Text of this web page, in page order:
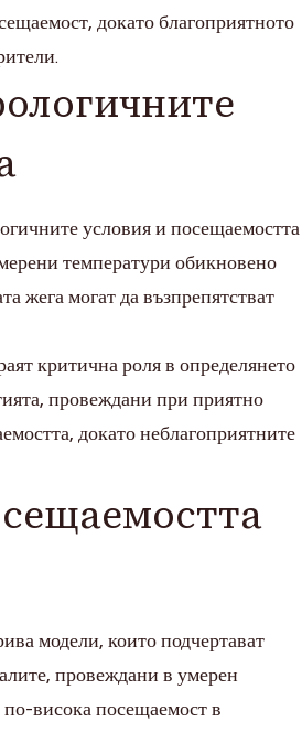
докато благоприятното
условия и посещаемостта
температури обикновено
жега могат да възпрепятстват
критична роля в определянето
провеждани при приятно
докато неблагоприятните
модели, които подчертават
провеждани в умерен
по-висока посещаемост в